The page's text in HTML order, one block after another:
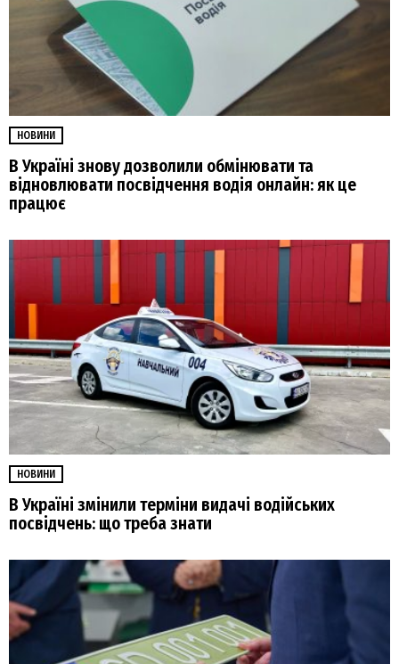
НОВИНИ
В Україні знову дозволили обмінювати та
відновлювати посвідчення водія онлайн: як це
працює
НОВИНИ
В Україні змінили терміни видачі водійських
посвідчень: що треба знати